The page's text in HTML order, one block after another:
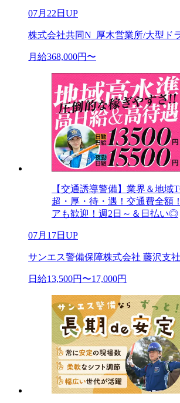
07月22日UP
株式会社共同N_厚木営業所/大型ド
月給368,000円〜
【交通誘導警備】業界＆地域
超・厚・待・遇！交通費全額
アも歓迎！週2日～＆日払い◎
07月17日UP
サンエス警備保障株式会社 藤沢支
日給13,500円〜17,000円